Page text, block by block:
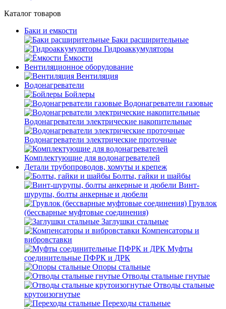
Каталог товаров
Баки и емкости
Баки расширительные
Гидроаккумуляторы
Ёмкости
Вентиляционное оборудование
Вентиляция
Водонагреватели
Бойлеры
Водонагреватели газовые
Водонагреватели электрические накопительные
Водонагреватели электрические проточные
Комплектующие для водонагревателей
Детали трубопроводов, хомуты и крепеж
Болты, гайки и шайбы
Винт-
шурупы, болты анкерные и дюбели
Грувлок
(бессварные муфтовые соединения)
Заглушки стальные
Компенсаторы и
вибровставки
Муфты
соединительные ПФРК и ДРК
Опоры стальные
Отводы стальные гнутые
Отводы стальные
крутоизогнутые
Переходы стальные